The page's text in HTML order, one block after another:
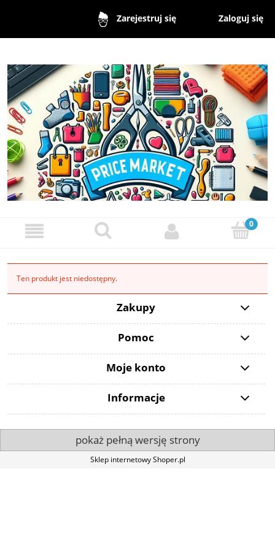
Zarejestruj się Zaloguj się
Ten produkt jest niedostępny.
Zakupy
Pomoc
Moje konto
Informacje
pokaż pełną wersję strony
Sklep internetowy Shoper.pl